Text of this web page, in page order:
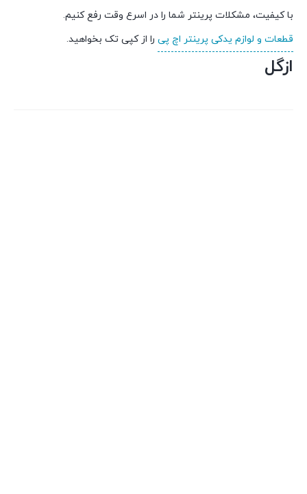
با کیفیت، مشکلات پرینتر شما را در اسرع وقت رفع کنیم.
قطعات و لوازم یدکی پرینتر اچ پی را از کپی تک بخواهید.
ازگل